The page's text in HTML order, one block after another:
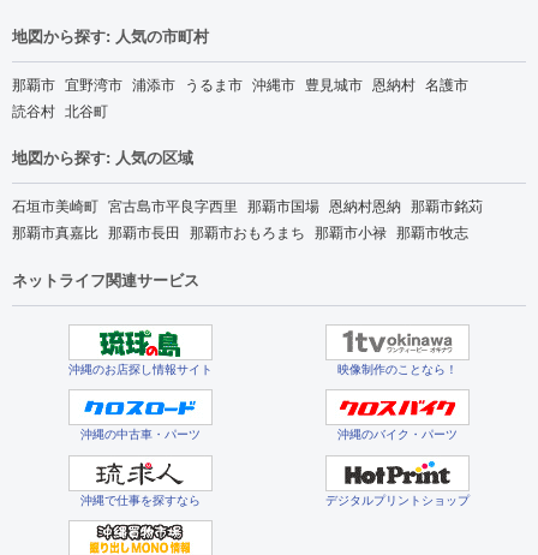
地図から探す: 人気の市町村
那覇市 宜野湾市 浦添市 うるま市 沖縄市 豊見城市 恩納村 名護市
読谷村 北谷町
地図から探す: 人気の区域
石垣市美崎町 宮古島市平良字西里 那覇市国場 恩納村恩納 那覇市銘苅
那覇市真嘉比 那覇市長田 那覇市おもろまち 那覇市小禄 那覇市牧志
ネットライフ関連サービス
沖縄のお店探し情報サイト 映像制作のことなら！
沖縄の中古車・パーツ 沖縄のバイク・パーツ
沖縄で仕事を探すなら デジタルプリントショップ